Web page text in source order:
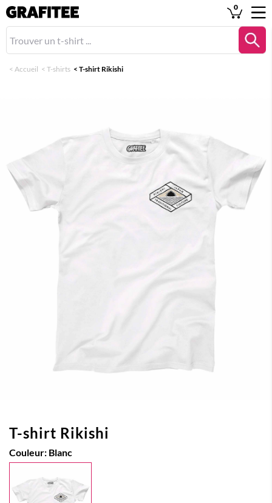
0
< Accueil < T-shirts < T-shirt Rikishi
T-shirt Rikishi
Couleur: Blanc